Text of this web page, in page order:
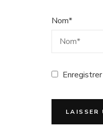
Nom*